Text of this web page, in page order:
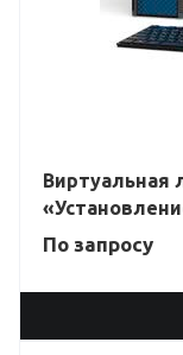
Виртуальная
По запросу